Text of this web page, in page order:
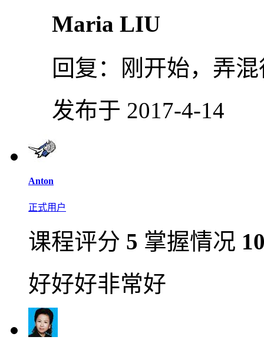
Maria LIU
回复：
刚开始，弄
发布于 2017-4-14
Anton
正式用户
课程评分 5 掌握情况
好好好非常好